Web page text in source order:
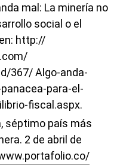
mal: La minería no
social o el
http://
367/ Algo-anda-
para-el-
fiscal.aspx.
séptimo país más
2 de abril de